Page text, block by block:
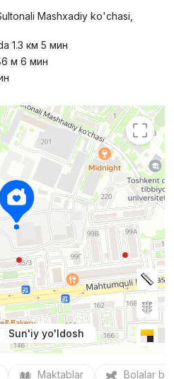
Mashxadiy ko'chasi,
1.3 км 5 мин
м 6 мин
Sun'iy yo'ldosh
Maktablar Bolalar